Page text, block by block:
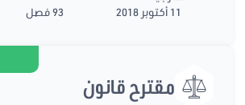
11 أكتوبر 2018
93 فصل
مقترح قانون